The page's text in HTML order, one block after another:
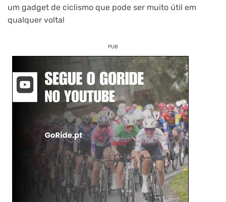
um gadget de ciclismo que pode ser muito útil em
qualquer volta!
PUB